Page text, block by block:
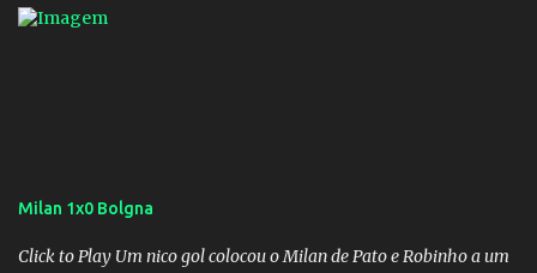
Milan 1x0 Bolgna
Click to Play Um nico gol colocou o Milan de Pato e Robinho a um